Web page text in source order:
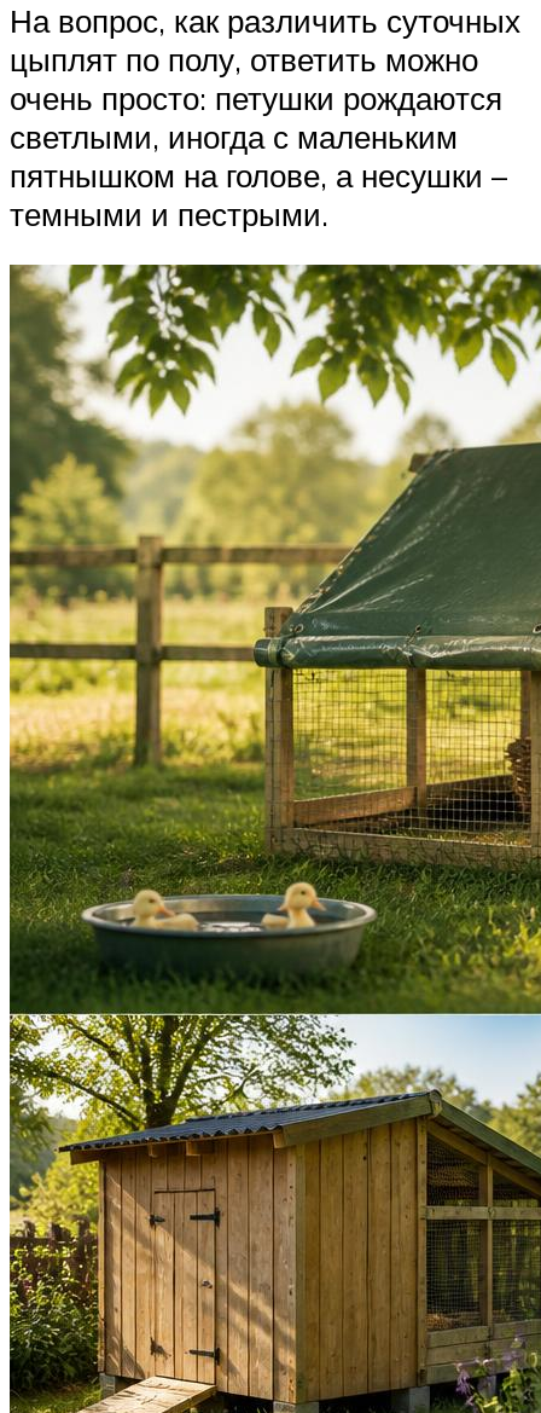
На вопрос, как различить суточных
цыплят по полу, ответить можно
очень просто: петушки рождаются
светлыми, иногда с маленьким
пятнышком на голове, а несушки –
темными и пестрыми.